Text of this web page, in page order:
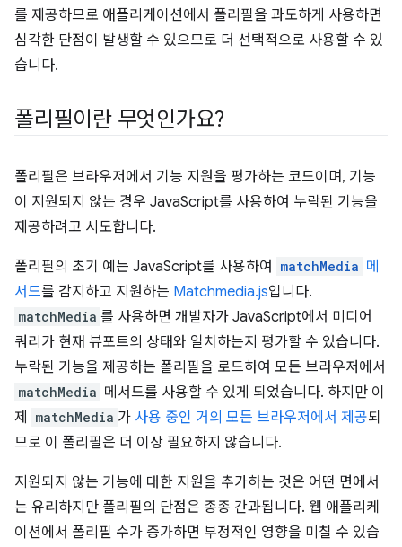
를 제공하므로 애플리케이션에서 폴리필을 과도하게 사용하면
심각한 단점이 발생할 수 있으므로 더 선택적으로 사용할 수 있
습니다.
폴리필이란 무엇인가요?
폴리필은 브라우저에서 기능 지원을 평가하는 코드이며, 기능
이 지원되지 않는 경우 JavaScript를 사용하여 누락된 기능을
제공하려고 시도합니다.
폴리필의 초기 예는 JavaScript를 사용하여 matchMedia 메
서드를 감지하고 지원하는 Matchmedia.js입니다.
matchMedia 를 사용하면 개발자가 JavaScript에서 미디어
쿼리가 현재 뷰포트의 상태와 일치하는지 평가할 수 있습니다.
누락된 기능을 제공하는 폴리필을 로드하여 모든 브라우저에서
matchMedia 메서드를 사용할 수 있게 되었습니다. 하지만 이
제
matchMedia 가 사용 중인 거의 모든 브라우저에서 제공되
므로 이 폴리필은 더 이상 필요하지 않습니다.
지원되지 않는 기능에 대한 지원을 추가하는 것은 어떤 면에서
는 유리하지만 폴리필의 단점은 종종 간과됩니다. 웹 애플리케
이션에서 폴리필 수가 증가하면 부정적인 영향을 미칠 수 있습